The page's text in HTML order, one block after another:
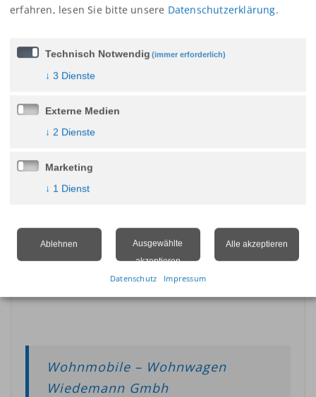
Wohnmobile – Wohnwagen
Wiedemann Gmbh
erfahren, lesen Sie bitte unsere Datenschutzerklärung.
Technisch Notwendig (immer erforderlich)
↓ 3 Dienste
Externe Medien
↓ 2 Dienste
Marketing
↓ 1 Dienst
Ablehnen
Ausgewählte
akzeptieren
Alle akzeptieren
Datenschutz Impressum